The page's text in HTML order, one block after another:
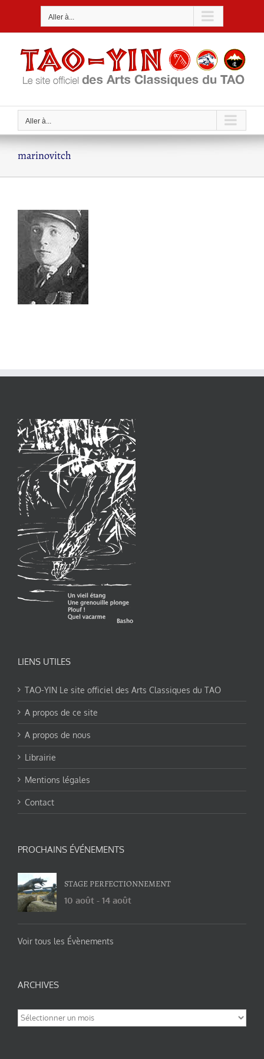
Aller à...
Aller à...
marinovitch
LIENS UTILES
TAO-YIN Le site officiel des Arts Classiques du TAO
A propos de ce site
A propos de nous
Librairie
Mentions légales
Contact
PROCHAINS ÉVÉNEMENTS
STAGE PERFECTIONNEMENT
10 août - 14 août
Voir tous les Évènements
ARCHIVES
Archives